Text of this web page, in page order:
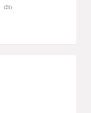
(21)